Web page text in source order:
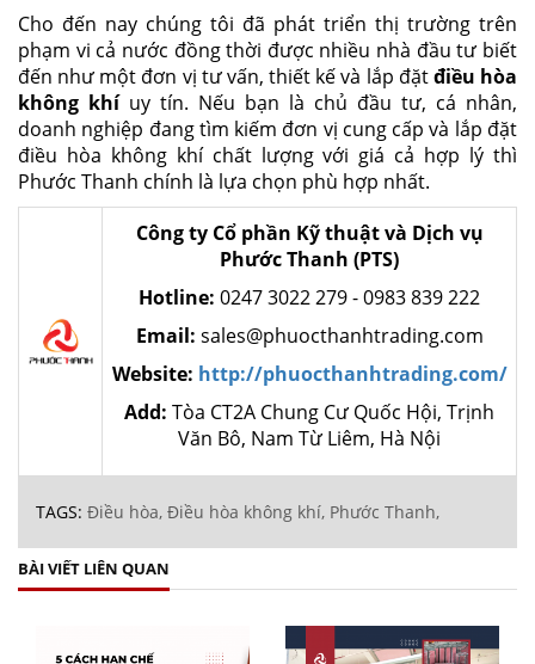
Cho đến nay chúng tôi đã phát triển thị trường trên
phạm vi cả nước đồng thời được nhiều nhà đầu tư biết
đến như một đơn vị tư vấn, thiết kế và lắp đặtđiều hòa
không khí uy tín. Nếu bạn là chủ đầu tư, cá nhân,
doanh nghiệp đang tìm kiếm đơn vị cung cấp và lắp đặt
điều hòa không khí chất lượng với giá cả hợp lý thì
Phước Thanh chính là lựa chọn phù hợp nhất.
Công ty Cổ phần Kỹ thuật và Dịch vụ
Phước Thanh (PTS)
Hotline: 0247 3022 279 - 0983 839 222
Email: sales@phuocthanhtrading.com
Website: http://phuocthanhtrading.com/
Add: Tòa CT2A Chung Cư Quốc Hội, Trịnh
Văn Bô, Nam Từ Liêm, Hà Nội
TAGS: Điều hòa, Điều hòa không khí, Phước Thanh,
BÀI VIẾT LIÊN QUAN